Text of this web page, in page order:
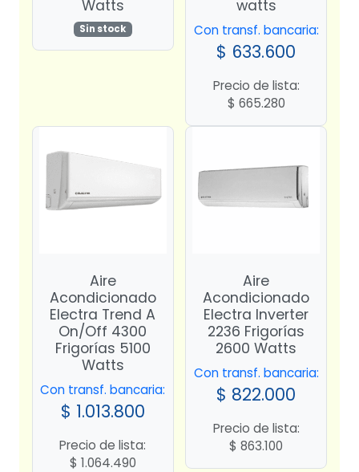
Watts
Sin stock
watts
Con transf. bancaria:
$ 633.600
Precio de lista:
$ 665.280
Aire
Acondicionado
Electra Trend A
On/Off 4300
Frigorías 5100
Watts
Con transf. bancaria:
$ 1.013.800
Precio de lista:
$ 1.064.490
Aire
Acondicionado
Electra Inverter
2236 Frigorías
2600 Watts
Con transf. bancaria:
$ 822.000
Precio de lista:
$ 863.100